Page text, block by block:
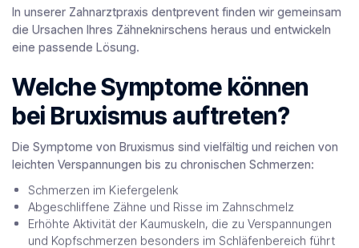
In unserer Zahnarztpraxis dentprevent finden wir gemeinsam
die Ursachen Ihres Zähneknirschens heraus und entwickeln
eine passende Lösung.
Welche Symptome können
bei Bruxismus auftreten?
Die Symptome von Bruxismus sind vielfältig und reichen von
leichten Verspannungen bis zu chronischen Schmerzen:
Schmerzen im Kiefergelenk
Abgeschliffene Zähne und Risse im Zahnschmelz
Erhöhte Aktivität der Kaumuskeln, die zu Verspannungen
und Kopfschmerzen besonders im Schläfenbereich führt